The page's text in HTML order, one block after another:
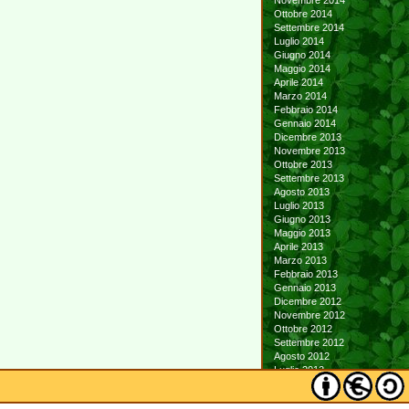
Ottobre 2014
Settembre 2014
Luglio 2014
Giugno 2014
Maggio 2014
Aprile 2014
Marzo 2014
Febbraio 2014
Gennaio 2014
Dicembre 2013
Novembre 2013
Ottobre 2013
Settembre 2013
Agosto 2013
Luglio 2013
Giugno 2013
Maggio 2013
Aprile 2013
Marzo 2013
Febbraio 2013
Gennaio 2013
Dicembre 2012
Novembre 2012
Ottobre 2012
Settembre 2012
Agosto 2012
Luglio 2012
Giugno 2012
Maggio 2012